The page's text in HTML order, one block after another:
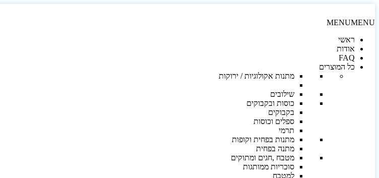
MENUMENU
ראשי
אודות
FAQ
כל המוצרים
מתנות אקולוגיות / ירוקות
שילובים
כוסות ובקבוקים
בקבוקים
ספלים וכוסות
תרמי
מתנות בפחית וקופות
מתנה בפחית
מטבח ,חגים ומתוקים
סוכריות ממותגות
למטבח